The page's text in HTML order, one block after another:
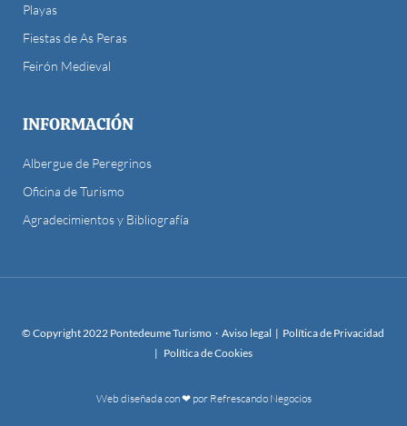
Playas
Fiestas de As Peras
Feirón Medieval
INFORMACIÓN
Albergue de Peregrinos
Oficina de Turismo
Agradecimientos y Bibliografía
© Copyright 2022 Pontedeume Turismo · Aviso legal | Política de Privacidad
| Política de Cookies
Web diseñada con ❤ por Refrescando Negocios